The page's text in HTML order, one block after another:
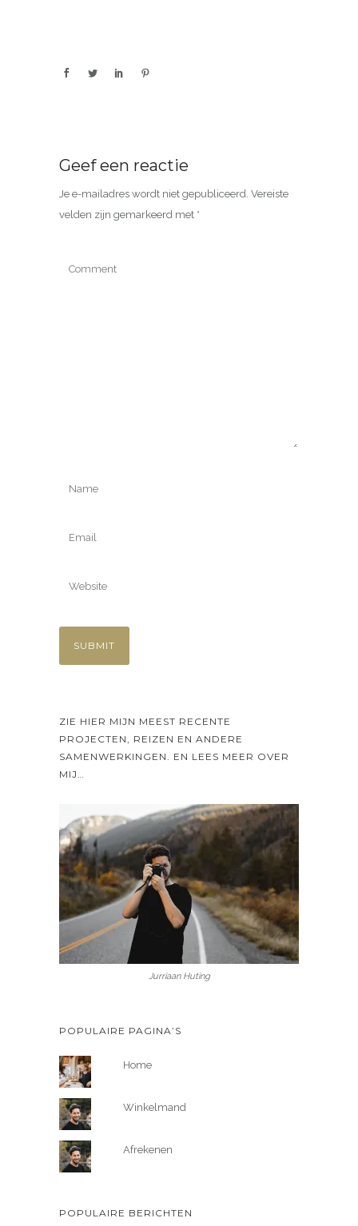
Geef een reactie
Je e-mailadres wordt niet gepubliceerd. Vereiste
velden zijn gemarkeerd met *
ZIE HIER MIJN MEEST RECENTE
PROJECTEN, REIZEN EN ANDERE
SAMENWERKINGEN. EN LEES MEER OVER
MIJ…
Jurriaan Huting
POPULAIRE PAGINA’S
Home
Winkelmand
Afrekenen
POPULAIRE BERICHTEN